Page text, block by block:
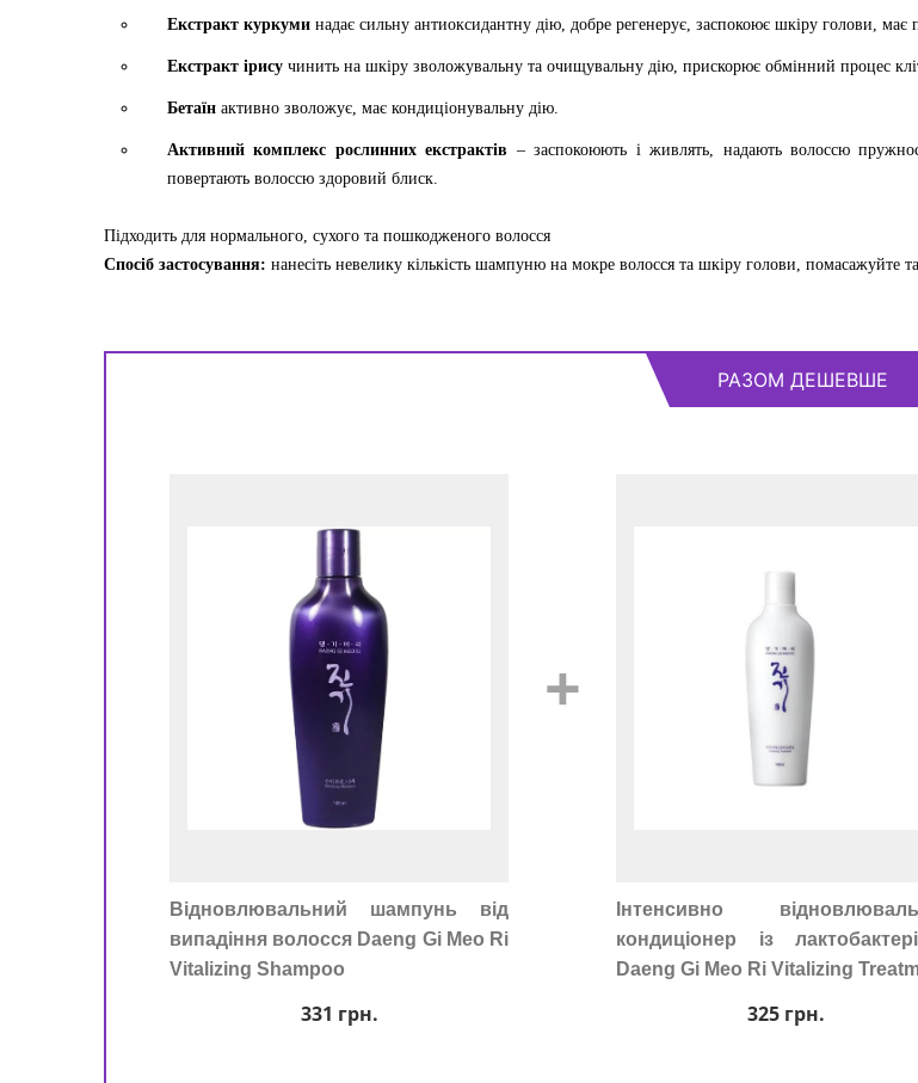
Екстракт куркуми надає сильну антиоксидантну дію, добре регенерує, заспокоює шкіру голови, має
Екстракт ірису чинить на шкіру зволожувальну та очищувальну дію, прискорює обмінний процес
Бетаїн активно зволожує, має кондиціонувальну дію.
Активний комплекс рослинних екстрактів – заспокоюють і живлять, надають волоссю
повертають волоссю здоровий блиск.
Підходить для нормального, сухого та пошкодженого волосся
Спосіб застосування: нанесіть невелику кількість шампуню на мокре волосся та шкіру голови, помасажуйте
РАЗОМ ДЕШЕВШЕ
Відновлювальний шампунь від
випадіння волосся Daeng Gi Meo Ri
Vitalizing Shampoo
331 грн.
+
Інтенсивно
кондиціонер із
Daeng Gi Meo Ri Vitalizing
325грн.